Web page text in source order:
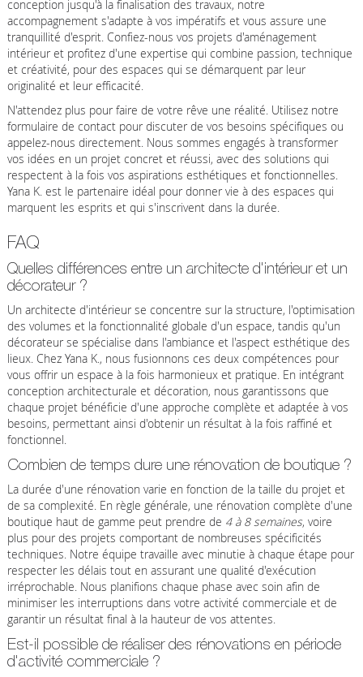
conception jusqu'à la finalisation des travaux, notre
accompagnement s'adapte à vos impératifs et vous assure une
tranquillité d'esprit. Confiez-nous vos projets d'aménagement
intérieur et profitez d'une expertise qui combine passion, technique
et créativité, pour des espaces qui se démarquent par leur
originalité et leur efficacité.
N'attendez plus pour faire de votre rêve une réalité. Utilisez notre
formulaire de contact pour discuter de vos besoins spécifiques ou
appelez-nous directement. Nous sommes engagés à transformer
vos idées en un projet concret et réussi, avec des solutions qui
respectent à la fois vos aspirations esthétiques et fonctionnelles.
Yana K. est le partenaire idéal pour donner vie à des espaces qui
marquent les esprits et qui s'inscrivent dans la durée.
FAQ
Quelles différences entre un architecte d'intérieur et un
décorateur ?
Un architecte d'intérieur se concentre sur la structure, l'optimisation
des volumes et la fonctionnalité globale d'un espace, tandis qu'un
décorateur se spécialise dans l'ambiance et l'aspect esthétique des
lieux. Chez Yana K., nous fusionnons ces deux compétences pour
vous offrir un espace à la fois harmonieux et pratique. En intégrant
conception architecturale et décoration, nous garantissons que
chaque projet bénéficie d'une approche complète et adaptée à vos
besoins, permettant ainsi d'obtenir un résultat à la fois raffiné et
fonctionnel.
Combien de temps dure une rénovation de boutique ?
La durée d'une rénovation varie en fonction de la taille du projet et
de sa complexité. En règle générale, une rénovation complète d'une
boutique haut de gamme peut prendre de 4 à 8 semaines, voire
plus pour des projets comportant de nombreuses spécificités
techniques. Notre équipe travaille avec minutie à chaque étape pour
respecter les délais tout en assurant une qualité d'exécution
irréprochable. Nous planifions chaque phase avec soin afin de
minimiser les interruptions dans votre activité commerciale et de
garantir un résultat final à la hauteur de vos attentes.
Est-il possible de réaliser des rénovations en période
d'activité commerciale ?